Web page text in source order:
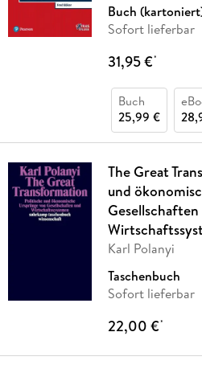
Buch
Sofort lieferbar
31,95 €*
Buch
25,99 €
The Great
und
Gesellschaften
Karl Polanyi
Taschenbuch
Sofort lieferbar
22,00 €*